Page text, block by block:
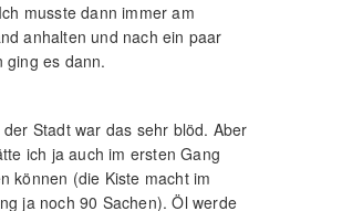
musste dann immer am
anhalten und nach ein paar
ging es dann.
Stadt war das sehr blöd. Aber
ich ja auch im ersten Gang
können (die Kiste macht im
ja noch 90 Sachen). Öl werde